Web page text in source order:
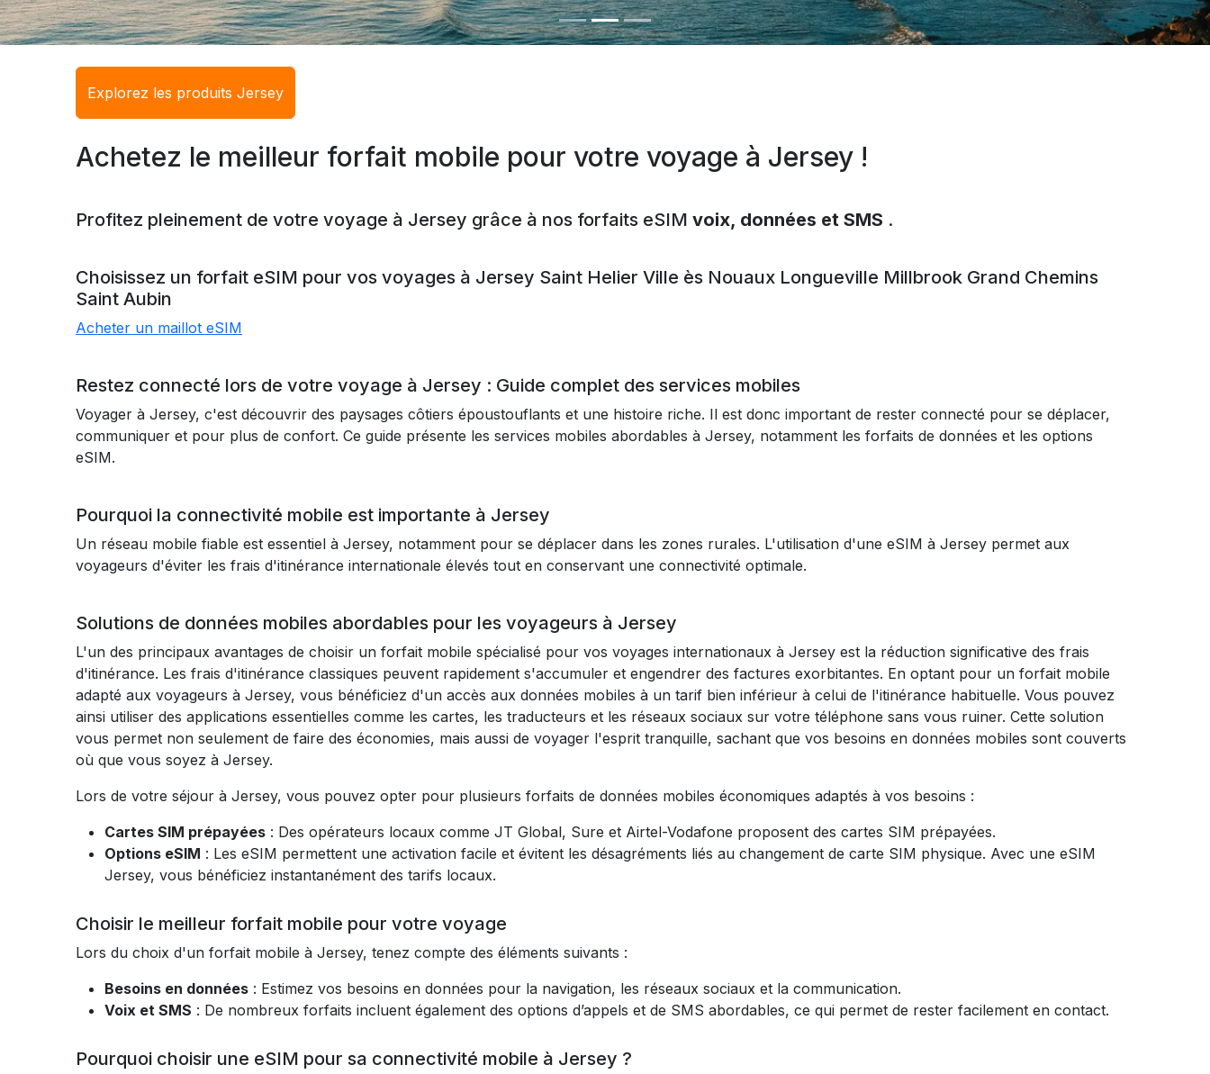
Explorez les produits Jersey
Achetez le meilleur forfait mobile pour votre voyage à Jersey !
Profitez pleinement de votre voyage à Jersey grâce à nos forfaits eSIM voix, données et SMS .
Choisissez un forfait eSIM pour vos voyages à Jersey Saint Helier Ville ès Nouaux Longueville Millbrook Grand Chemins
Saint Aubin
Acheter un maillot eSIM
Restez connecté lors de votre voyage à Jersey : Guide complet des services mobiles
Voyager à Jersey, c'est découvrir des paysages côtiers époustouflants et une histoire riche. Il est donc important de rester connecté pour se déplacer,
communiquer et pour plus de confort. Ce guide présente les services mobiles abordables à Jersey, notamment les forfaits de données et les options
eSIM.
Pourquoi la connectivité mobile est importante à Jersey
Un réseau mobile fiable est essentiel à Jersey, notamment pour se déplacer dans les zones rurales. L'utilisation d'une eSIM à Jersey permet aux
voyageurs d'éviter les frais d'itinérance internationale élevés tout en conservant une connectivité optimale.
Solutions de données mobiles abordables pour les voyageurs à Jersey
L'un des principaux avantages de choisir un forfait mobile spécialisé pour vos voyages internationaux à Jersey est la réduction significative des frais
d'itinérance. Les frais d'itinérance classiques peuvent rapidement s'accumuler et engendrer des factures exorbitantes. En optant pour un forfait mobile
adapté aux voyageurs à Jersey, vous bénéficiez d'un accès aux données mobiles à un tarif bien inférieur à celui de l'itinérance habituelle. Vous pouvez
ainsi utiliser des applications essentielles comme les cartes, les traducteurs et les réseaux sociaux sur votre téléphone sans vous ruiner. Cette solution
vous permet non seulement de faire des économies, mais aussi de voyager l'esprit tranquille, sachant que vos besoins en données mobiles sont couverts
où que vous soyez à Jersey.
Lors de votre séjour à Jersey, vous pouvez opter pour plusieurs forfaits de données mobiles économiques adaptés à vos besoins :
Cartes SIM prépayées : Des opérateurs locaux comme JT Global, Sure et Airtel-Vodafone proposent des cartes SIM prépayées.
Options eSIM : Les eSIM permettent une activation facile et évitent les désagréments liés au changement de carte SIM physique. Avec une eSIM
Jersey, vous bénéficiez instantanément des tarifs locaux.
Choisir le meilleur forfait mobile pour votre voyage
Lors du choix d'un forfait mobile à Jersey, tenez compte des éléments suivants :
Besoins en données : Estimez vos besoins en données pour la navigation, les réseaux sociaux et la communication.
Voix et SMS : De nombreux forfaits incluent également des options d’appels et de SMS abordables, ce qui permet de rester facilement en contact.
Pourquoi choisir une eSIM pour sa connectivité mobile à Jersey ?